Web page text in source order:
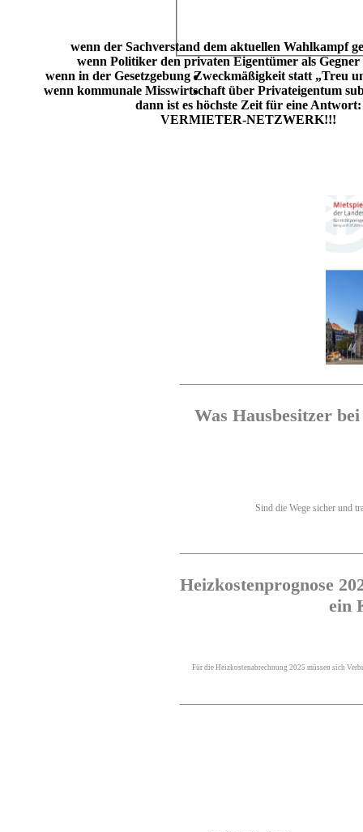
wenn der Sachverstand dem aktuellen Wahlkampf
wenn Politiker den privaten Eigentümer als Gegner
wenn in der Gesetzgebung Zweckmäßigkeit statt „Treu
wenn kommunale Misswirtschaft über Privateigentum
dann ist es höchste Zeit für eine Antwort:
VERMIETER-NETZWERK!!!
Was Hausbesitzer
Sind die Wege sicher und
Heizkostenprognose
ein
Für die Heizkostenabrechnung 2025 müssen sich